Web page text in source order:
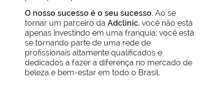
O nosso sucesso é o seu sucesso. Ao se
tornar um parceiro da Adclinic, você não está
apenas investindo em uma franquia; você está
se tornando parte de uma rede de
profissionais altamente qualificados e
dedicados a fazer a diferença no mercado de
beleza e bem-estar em todo o Brasil.